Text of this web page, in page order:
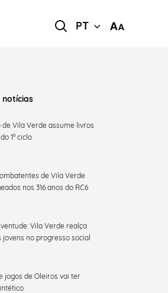
PT
notícias
de Vila Verde assume livros
1º ciclo
de Vila Verde
nos 316 anos do RC6
Vila Verde realça
jovens no progresso social
jogos de Oleiros vai ter